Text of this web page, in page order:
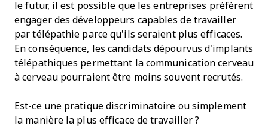
le futur, il est possible que les entreprises préfèrent
engager des développeurs capables de travailler
par télépathie parce qu’ils seraient plus efficaces.
En conséquence, les candidats dépourvus d’implants
télépathiques permettant la communication cerveau
à cerveau pourraient être moins souvent recrutés.
Est-ce une pratique discriminatoire ou simplement
la manière la plus efficace de travailler ?